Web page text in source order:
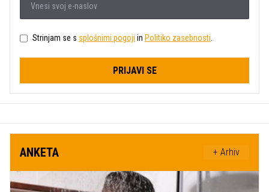
Strinjam se s splošnimi pogoji in Politiko zasebnosti.
PRIJAVI SE
ANKETA + Arhiv